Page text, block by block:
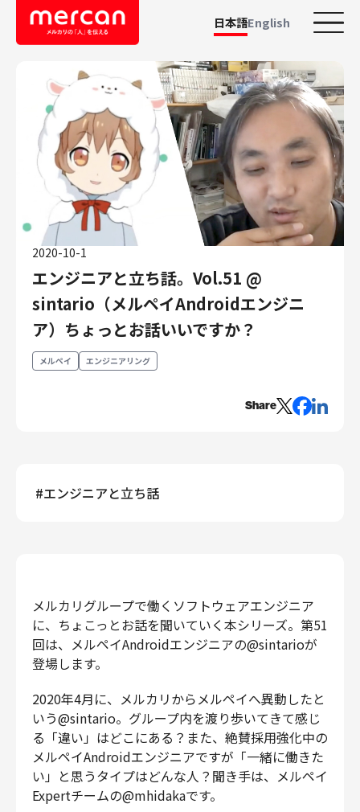
日本語English
カテゴリーから探す
会社・事業
鹿島アントラーズ
Ads
メルカリ
メルペイ
メルコイン
メルカリShops
メルカリR4Dラボ
AI/LLM
職種
エンジニアリング
経営・事業企画
プロダクトマネジメント
データアナリティクス
プロダクトデザイン
コーポレート
財務・経理
内部監査・リスク
法務
人事
2020-10-1
エンジニアと立ち話。Vol.51 @
sintario（メルペイAndroidエンジニ
ア）ちょっとお話いいですか？
メルペイ エンジニアリング
Share
#エンジニアと立ち話
メルカリグループで働くソフトウェアエンジニア
に、ちょこっとお話を聞いていく本シリーズ。第51
回は、メルペイAndroidエンジニアの@sintarioが
登場します。
2020年4月に、メルカリからメルペイへ異動したと
いう@sintario。グループ内を渡り歩いてきて感じ
る「違い」はどこにある？また、絶賛採用強化中の
メルペイAndroidエンジニアですが「一緒に働きた
い」と思うタイプはどんな人？聞き手は、メルペイ
Expertチームの@mhidakaです。